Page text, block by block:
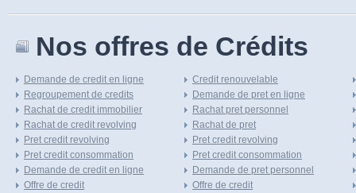
Nos offres de Crédits
Demande de credit en ligne
Regroupement de credits
Rachat de credit immobilier
Rachat de credit revolving
Pret credit revolving
Pret credit consommation
Demande de credit en ligne
Offre de credit
Credit renouvelable
Demande de pret en ligne
Rachat pret personnel
Rachat de pret
Pret credit revolving
Pret credit consommation
Demande de pret personnel
Offre de credit